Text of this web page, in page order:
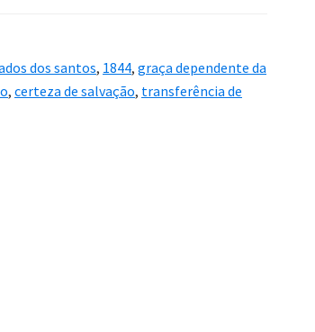
dos santos, 1844, graça dependente da
, certeza de salvação, transferência de